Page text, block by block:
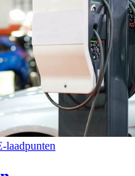
laadpunten